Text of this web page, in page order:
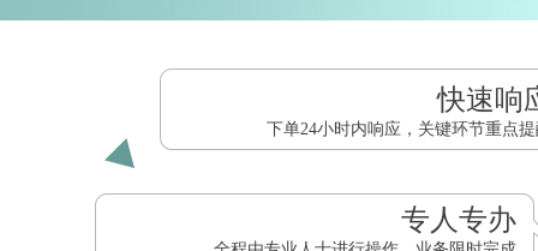
快速响
下单24小时内响应，关键环节重点
专人专办